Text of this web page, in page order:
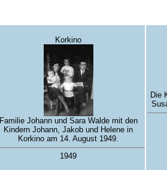
Korkino
Familie Johann und Sara Walde mit den
Kindern Johann, Jakob und Helene in
Korkino am 14. August 1949.
1949
Die